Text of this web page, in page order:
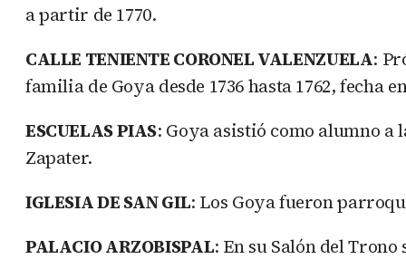
a partir de 1770.
CALLE TENIENTE CORONEL VALENZUELA:
familia de Goya desde 1736 hasta 1762, fecha
ESCUELAS PIAS: Goya asistió como alumno a
Zapater.
IGLESIA DE SAN GIL: Los Goya fueron
PALACIO ARZOBISPAL: En su Salón del